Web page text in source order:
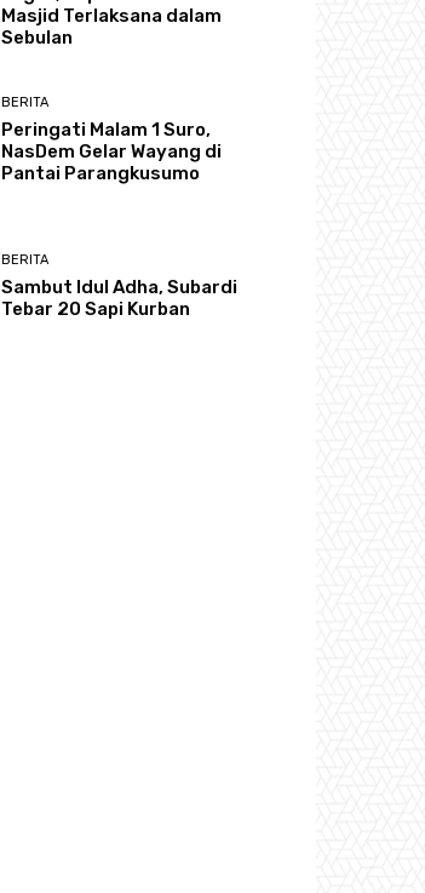
Masjid Terlaksana dalam
Sebulan
BERITA
Peringati Malam 1 Suro,
NasDem Gelar Wayang di
Pantai Parangkusumo
BERITA
Sambut Idul Adha, Subardi
Tebar 20 Sapi Kurban